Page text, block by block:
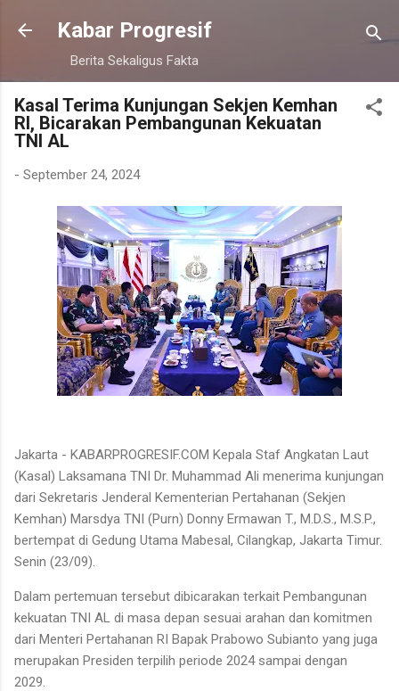
Langsung ke konten utama
Kabar Progresif
Berita Sekaligus Fakta
Kasal Terima Kunjungan Sekjen Kemhan
RI, Bicarakan Pembangunan Kekuatan
TNI AL
- September 24, 2024
Jakarta - KABARPROGRESIF.COM Kepala Staf Angkatan Laut
(Kasal) Laksamana TNI Dr. Muhammad Ali menerima kunjungan
dari Sekretaris Jenderal Kementerian Pertahanan (Sekjen
Kemhan) Marsdya TNI (Purn) Donny Ermawan T., M.D.S., M.S.P.,
bertempat di Gedung Utama Mabesal, Cilangkap, Jakarta Timur.
Senin (23/09).
Dalam pertemuan tersebut dibicarakan terkait Pembangunan
kekuatan TNI AL di masa depan sesuai arahan dan komitmen
dari Menteri Pertahanan RI Bapak Prabowo Subianto yang juga
merupakan Presiden terpilih periode 2024 sampai dengan
2029.